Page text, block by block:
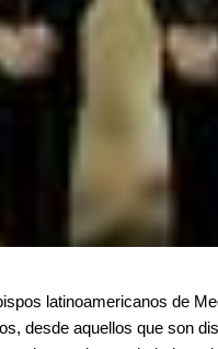
latinoamericanos de
desde aquellos que son